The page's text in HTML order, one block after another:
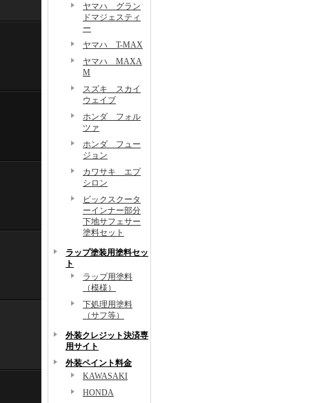
ヤマハ グラン
ドマジェスティ
ー
ヤマハ T-MAX
ヤマハ MAXA
M
スズキ スカイ
ウェイブ
ホンダ フォル
ツァ
ホンダ フュー
ジョン
カワサキ エプ
シロン
ビックスクータ
ーインナー部分
下地サフェサー
塗料セット
ラップ塗装用塗料セッ
ト
ラップ用塗料
（模様）
下処理用塗料
（サフ等）
外装クレジット決済専
用サイト
外装ペイント料金
KAWASAKI
HONDA